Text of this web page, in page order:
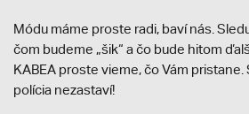
Módu máme proste radi, baví nás.
čom budeme „šik“ a čo bude hitom
KABEA proste vieme, čo Vám pristane.
polícia nezastaví!